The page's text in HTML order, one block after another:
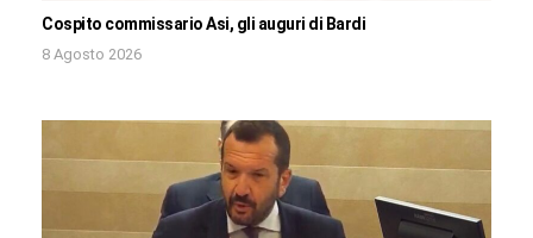
Cospito commissario Asi, gli auguri di Bardi
8 Agosto 2026